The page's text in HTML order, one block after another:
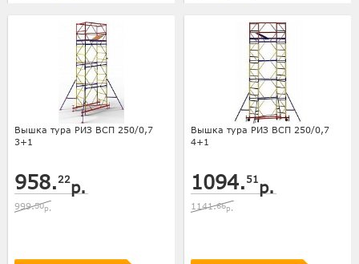
Вышка тура РИЗ ВСП 250/0,7
3+1
958. 22р.
999.50р.
Вышка тура РИЗ ВСП 250/0,7
4+1
1094. 51р.
1141.66р.